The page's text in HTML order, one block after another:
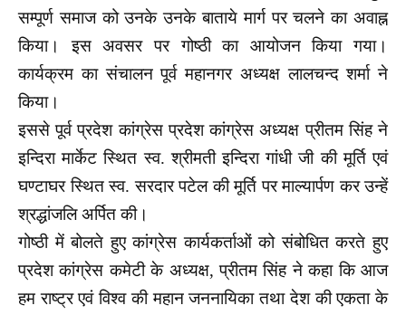
सम्पूर्ण समाज को उनके उनके बाताये मार्ग पर चलने का अवाह्न
किया। इस अवसर पर गोष्ठी का आयोजन किया गया।
कार्यक्रम का संचालन पूर्व महानगर अध्यक्ष लालचन्द शर्मा ने
किया।
इससे पूर्व प्रदेश कांग्रेस प्रदेश कांग्रेस अध्यक्ष प्रीतम सिंह ने
इन्दिरा मार्केट स्थित स्व. श्रीमती इन्दिरा गांधी जी की मूर्ति एवं
घण्टाघर स्थित स्व. सरदार पटेल की मूर्ति पर माल्यार्पण कर उन्हें
श्रद्धांजलि अर्पित की।
गोष्ठी में बोलते हुए कांग्रेस कार्यकर्ताओं को संबोधित करते हुए
प्रदेश कांग्रेस कमेटी के अध्यक्ष, प्रीतम सिंह ने कहा कि आज
हम राष्ट्र एवं विश्व की महान जननायिका तथा देश की एकता के